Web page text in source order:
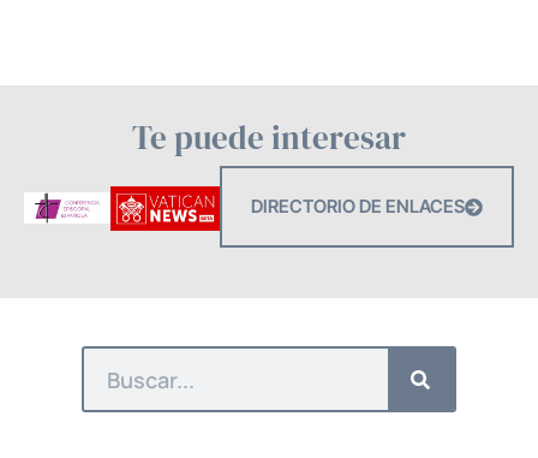
Te puede interesar
DIRECTORIO DE ENLACES